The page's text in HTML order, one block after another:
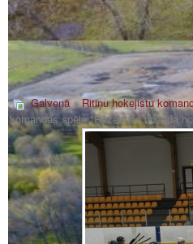
Galvenā»Ritiņu hokejistu
komandas spēle "Rēzeknes novada